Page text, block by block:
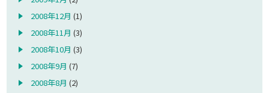
2008年12月 (1)
2008年11月 (3)
2008年10月 (3)
2008年9月 (7)
2008年8月 (2)